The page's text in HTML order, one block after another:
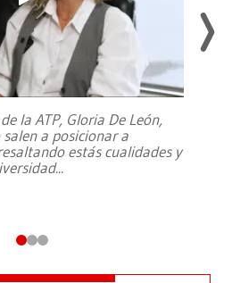
la ATP, Gloria De León,
a posicionar a
estás cualidades y
...